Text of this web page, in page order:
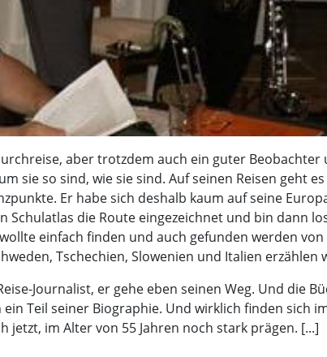
aber trotzdem auch ein guter Beobachter
sie so sind, wie sie sind. Auf seinen Reisen geht
Er habe sich deshalb kaum auf seine
Schulatlas die Route eingezeichnet und bin dann
einfach finden und auch gefunden werden von
Tschechien, Slowenien und Italien erzählen
Journalist, er gehe eben seinen Weg. Und die
Teil seiner Biographie. Und wirklich finden sich
jetzt, im Alter von 55 Jahren noch stark prägen. [...]